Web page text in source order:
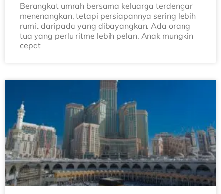
Berangkat umrah bersama keluarga terdengar
menenangkan, tetapi persiapannya sering lebih
rumit daripada yang dibayangkan. Ada orang
tua yang perlu ritme lebih pelan. Anak mungkin
cepat